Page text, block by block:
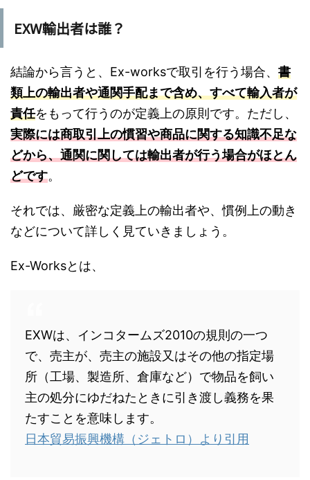
EXW輸出者は誰？
結論から言うと、Ex-worksで取引を行う場合、 書
類上の輸出者や通関手配まで含め、すべて輸入者が
責任をもって行うのが定義上の原則です。ただし、
実際には商取引上の慣習や商品に関する知識不足な
どから、通関に関しては輸出者が行う場合がほとん
どです。
それでは、厳密な定義上の輸出者や、慣例上の動き
などについて詳しく見ていきましょう。
Ex-Worksとは、
EXWは、インコタームズ2010の規則の一つ
で、売主が、売主の施設又はその他の指定場
所（工場、製造所、倉庫など）で物品を飼い
主の処分にゆだねたときに引き渡し義務を果
たすことを意味します。
日本貿易振興機構（ジェトロ）より引用